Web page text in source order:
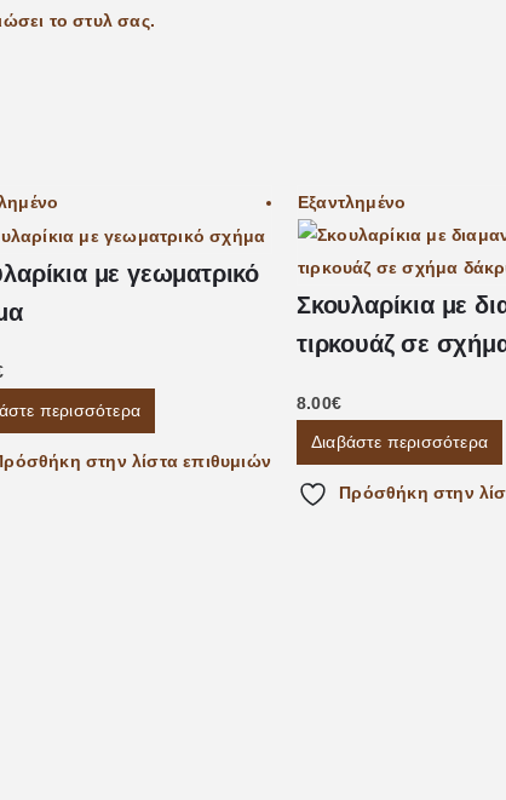
το στυλ σας.
με γεωματρικό
περισσότερα
στην λίστα επιθυμιών
Εξαντλημένο
Σκουλαρίκια με
τιρκουάζ σε
8.00€
Διαβάστε περισσότερα
Πρόσθήκη στην